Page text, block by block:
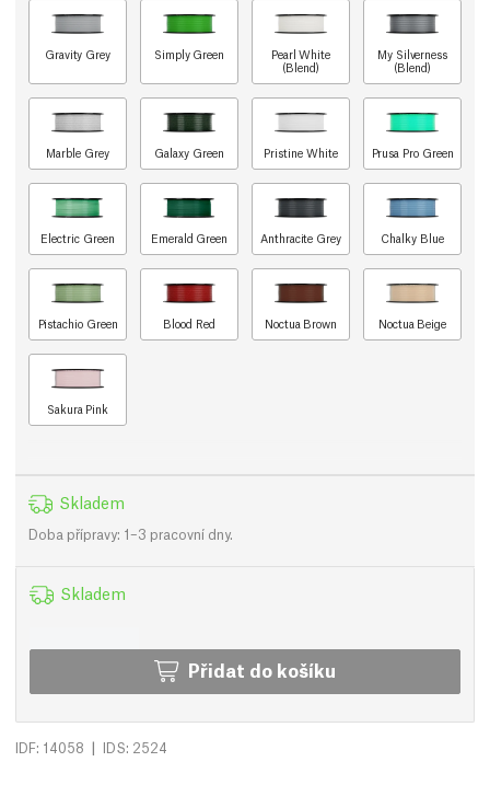
Gravity Grey Simply Green
Pearl White
(Blend)
My Silverness
(Blend)
Marble Grey Galaxy Green Pristine White Prusa Pro Green
Electric Green Emerald Green Anthracite Grey Chalky Blue
Pistachio Green Blood Red Noctua Brown Noctua Beige
Sakura Pink
Skladem
Doba přípravy: 1–3 pracovní dny.
Skladem
Přidat do košíku
IDF: 14058 | IDS: 2524